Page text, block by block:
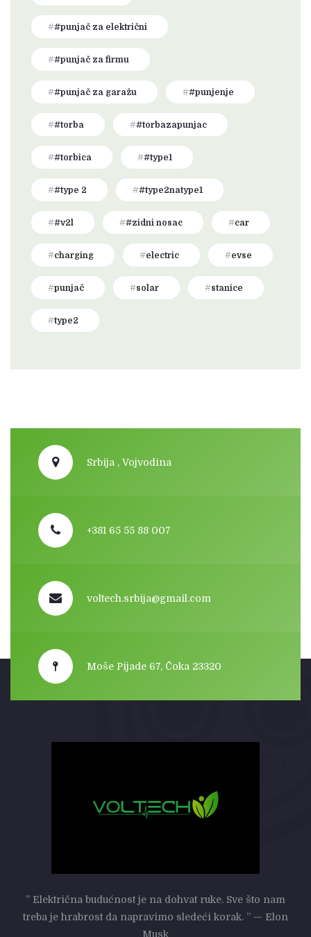
#punjač za električni
#punjač za firmu
#punjač za garažu #punjenje
#torba #torbazapunjac
#torbica #type1
#type 2 #type2natype1
#v2l #zidni nosac car
charging electric evse
punjač solar stanice
type2
Srbija , Vojvodina
+381 65 55 88 007
voltech.srbija@gmail.com
Moše Pijade 67, Čoka 23320
” Električna budućnost je na dohvat ruke. Sve što nam
treba je hrabrost da napravimo sledeći korak. ” — Elon
Musk